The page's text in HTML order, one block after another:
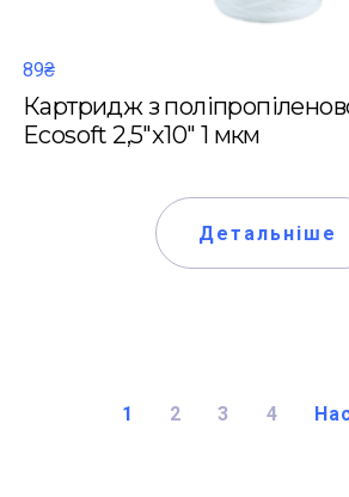
89₴
Картридж з
Ecosoft 2,5"x10" 1 мкм
Детальніше
1 2 3 4